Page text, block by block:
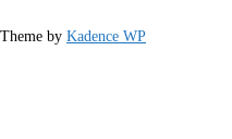
by Kadence WP